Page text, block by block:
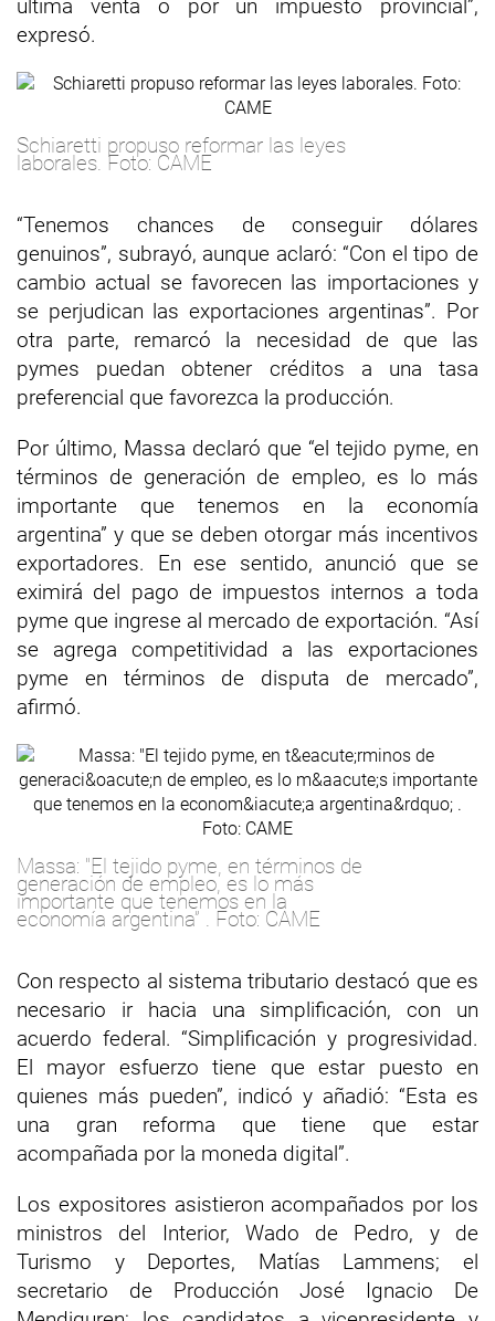
última venta o por un impuesto provincial”,
expresó.
Schiaretti propuso reformar las leyes
laborales. Foto: CAME
“Tenemos chances de conseguir dólares
genuinos”, subrayó, aunque aclaró: “Con el tipo de
cambio actual se favorecen las importaciones y
se perjudican las exportaciones argentinas”. Por
otra parte, remarcó la necesidad de que las
pymes puedan obtener créditos a una tasa
preferencial que favorezca la producción.
Por último, Massa declaró que “el tejido pyme, en
términos de generación de empleo, es lo más
importante que tenemos en la economía
argentina” y que se deben otorgar más incentivos
exportadores. En ese sentido, anunció que se
eximirá del pago de impuestos internos a toda
pyme que ingrese al mercado de exportación. “Así
se agrega competitividad a las exportaciones
pyme en términos de disputa de mercado”,
afirmó.
Massa: "El tejido pyme, en términos de
generación de empleo, es lo más
importante que tenemos en la
economía argentina” . Foto: CAME
Con respecto al sistema tributario destacó que es
necesario ir hacia una simplificación, con un
acuerdo federal. “Simplificación y progresividad.
El mayor esfuerzo tiene que estar puesto en
quienes más pueden”, indicó y añadió: “Esta es
una gran reforma que tiene que estar
acompañada por la moneda digital”.
Los expositores asistieron acompañados por los
ministros del Interior, Wado de Pedro, y de
Turismo y Deportes, Matías Lammens; el
secretario de Producción José Ignacio De